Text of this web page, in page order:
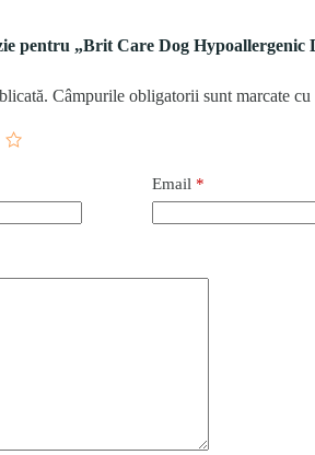
pentru „Brit Care Dog Hypoallergenic
Câmpurile obligatorii sunt marcate cu
Email *